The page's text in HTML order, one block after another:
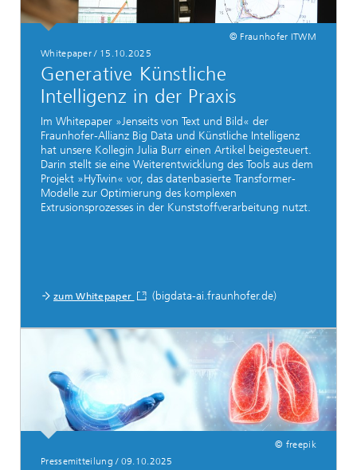
© Fraunhofer ITWM
Whitepaper / 15.10.2025
Generative Künstliche
Intelligenz in der Praxis
Im Whitepaper »Jenseits von Text und Bild« der
Fraunhofer-Allianz Big Data und Künstliche Intelligenz
hat unsere Kollegin Julia Burr einen Artikel beigesteuert.
Darin stellt sie eine Weiterentwicklung des Tools aus dem
Projekt »HyTwin« vor, das datenbasierte Transformer-
Modelle zur Optimierung des komplexen
Extrusionsprozesses in der Kunststoffverarbeitung nutzt.
zum Whitepaper (bigdata-ai.fraunhofer.de)
© freepik
Pressemitteilung / 09.10.2025